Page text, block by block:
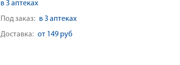
в 3 аптеках
Под заказ: в 3 аптеках
Доставка: от 149 руб